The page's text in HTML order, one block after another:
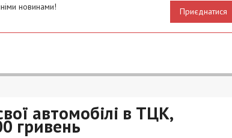
новинами! Приєднатися
автомобілі в ТЦК,
гривень